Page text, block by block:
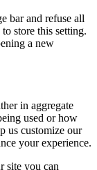
bar and refuse all
store this setting.
a new
in aggregate
used or how
us customize our
your experience.
site you can